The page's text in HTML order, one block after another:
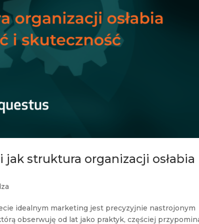
struktura organizacji osłabia
idealnym marketing jest precyzyjnie nastrojonym
obserwuję od lat jako praktyk, częściej